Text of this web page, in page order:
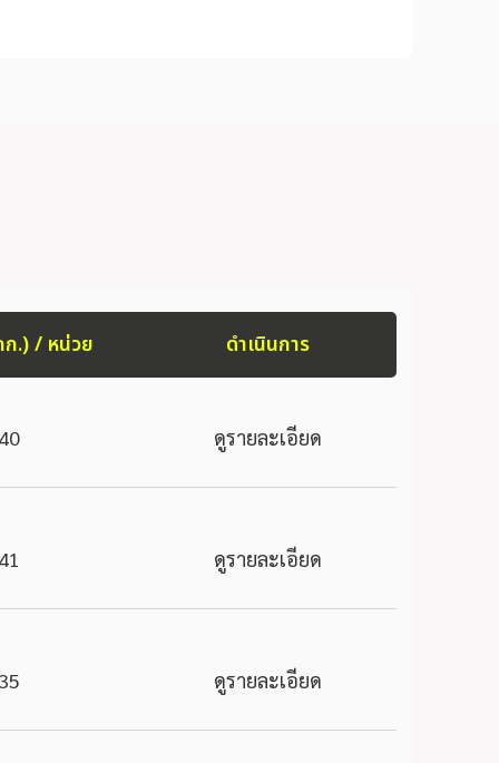
.) / หน่วย ดำเนินการ
40 ดูรายละเอียด
41 ดูรายละเอียด
35 ดูรายละเอียด